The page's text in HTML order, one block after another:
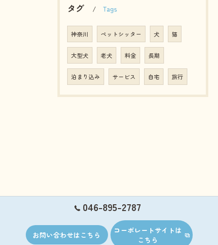
タグ Tags
神奈川 ペットシッター 犬 猫
大型犬 老犬 料金 長期
泊まり込み サービス 自宅 旅行
046-895-2787
お問い合わせはこちら
コーポレートサイトは
こちら